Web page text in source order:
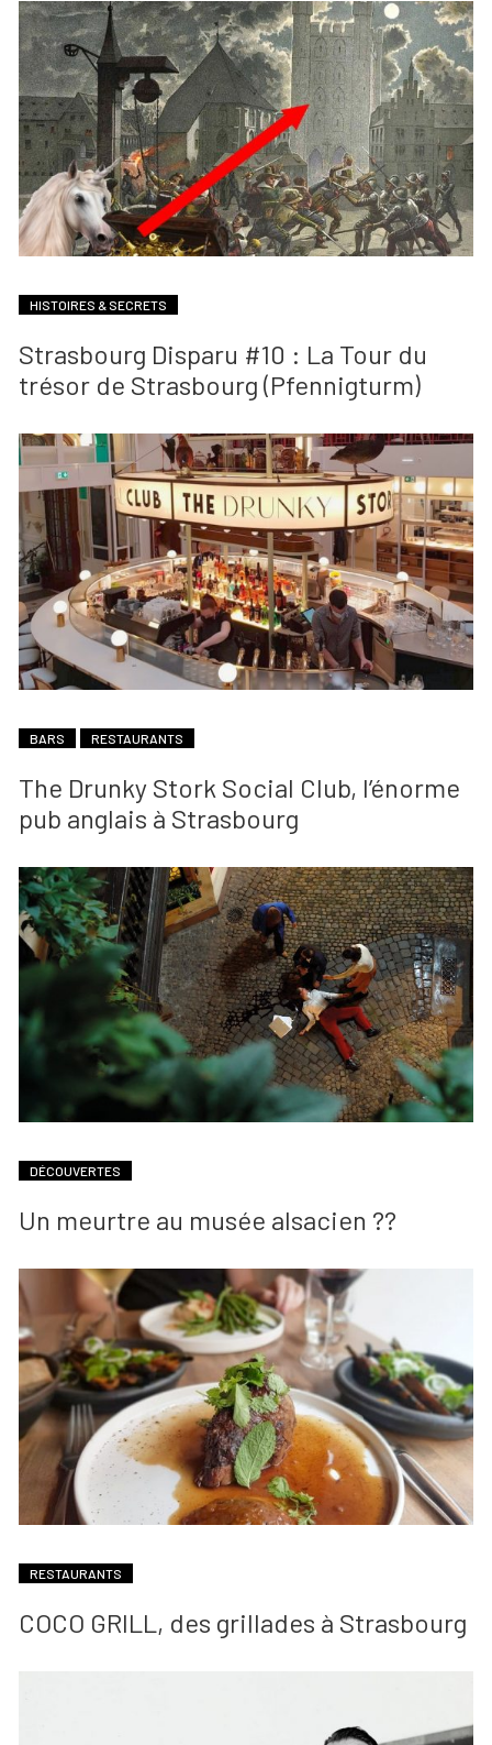
HISTOIRES & SECRETS
Strasbourg Disparu #10 : La Tour du
trésor de Strasbourg (Pfennigturm)
BARS RESTAURANTS
The Drunky Stork Social Club, l’énorme
pub anglais à Strasbourg
DÉCOUVERTES
Un meurtre au musée alsacien ??
RESTAURANTS
COCO GRILL, des grillades à Strasbourg